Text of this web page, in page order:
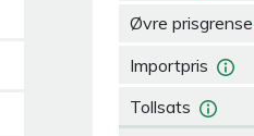
Øvre prisgrense
Importpris
Tollsats